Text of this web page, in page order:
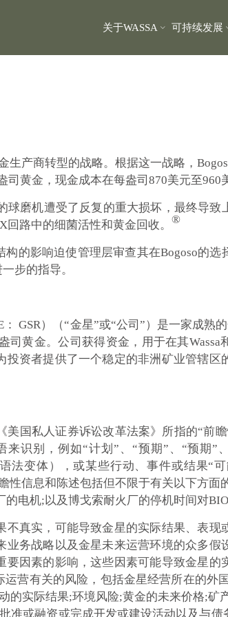
关于WASSA 可持续发展
产商转型的战略。根据这一战略，
黄金，现金成本在每盎司870美元至960
磨机遭受了反复的重大损坏，最终导
路中的细菌活性和黄金回收。 ®
的影响迫使管理层审查其在Bogoso的
步的指导。
GSR）（“金星”或“公司”）是一家成熟
司黄金。公司获得资金，用于在其
投资者提供了一个稳定的非洲矿业管辖
国私人证券诉讼改革法案》所指的“前
识别，例如“计划”、“预期”、“预期”
法变体），或某些行动、事件或结果“
性信息和陈述包括但不限于有关以下方
电机;以及博戈索耐火厂的停机时间对
真实，可能导致金星的实际结果、表现
务战略以及金星未来运营环境的众多假
因素的影响，这些因素可能导致金星的
营有关的风险，包括金星经营所在的外
的实际结果;环境风险;黄金的未来价格;矿
准或融资或完成开发或建设活动以及与